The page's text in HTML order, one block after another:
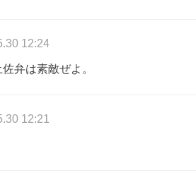
12:24
弁は素敵ぜよ。
12:21